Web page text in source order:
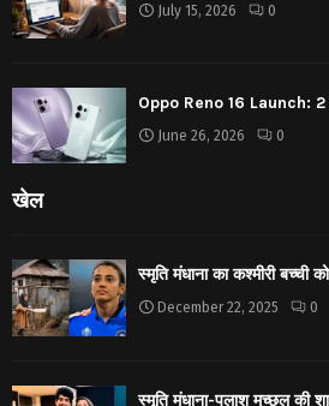
July 15, 2026 0
Oppo Reno 16 Launch: 2
June 26, 2026 0
खेल
स्मृति मंधाना का कश्मीरी बच्ची
December 22, 2025 0
स्मृति मंधाना-पलाश मुच्छल की